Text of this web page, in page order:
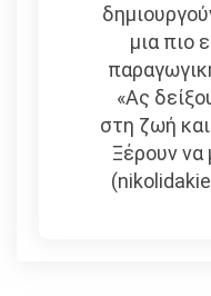
μια πιο
«Ας
στη ζωή
Ξέρουν να